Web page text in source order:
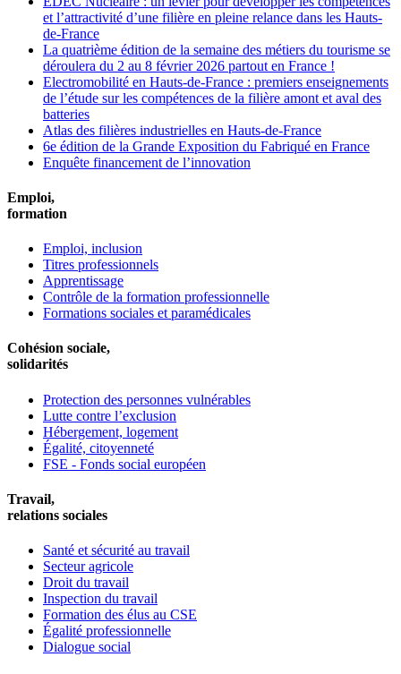
et l’attractivité d’une filière en pleine relance dans les Hauts-
de-France
La quatrième édition de la semaine des métiers du tourisme se
déroulera du 2 au 8 février 2026 partout en France !
Electromobilité en Hauts-de-France : premiers enseignements
de l’étude sur les compétences de la filière amont et aval des
batteries
Atlas des filières industrielles en Hauts-de-France
6e édition de la Grande Exposition du Fabriqué en France
Enquête financement de l’innovation
Emploi,
formation
Emploi, inclusion
Titres professionnels
Apprentissage
Contrôle de la formation professionnelle
Formations sociales et paramédicales
Cohésion sociale,
solidarités
Protection des personnes vulnérables
Lutte contre l’exclusion
Hébergement, logement
Égalité, citoyenneté
FSE - Fonds social européen
Travail,
relations sociales
Santé et sécurité au travail
Secteur agricole
Droit du travail
Inspection du travail
Formation des élus au CSE
Égalité professionnelle
Dialogue social